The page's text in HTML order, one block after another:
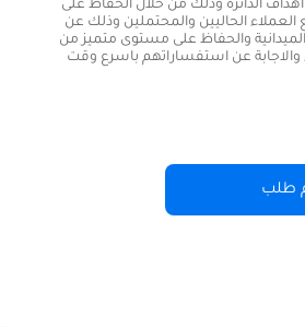
الدائرة وذلك من خلال الحفاظ على
الحاليين والمحتملين وذلك عن
الميدانية والحفاظ على مستوى متميز من
والاجابة عن استفساراتهم باسرع وقت
طلب